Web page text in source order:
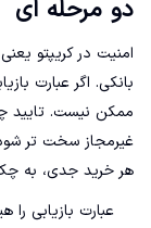
دو مرحله ای
امنیت در کریپتو
بانکی. اگر عبارت
ممکن نیست. تایید
هر خرید جدی، به
عبارت بازیابی